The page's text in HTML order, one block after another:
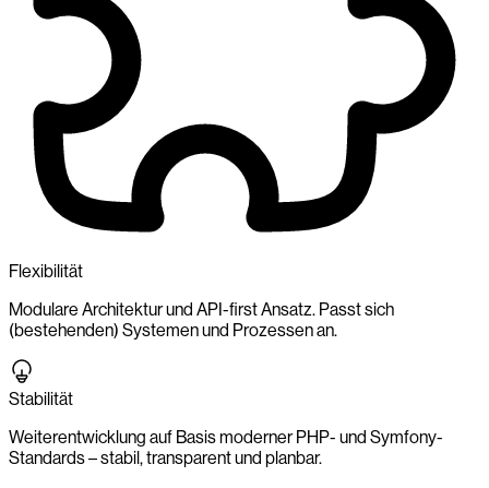
Flexibilität
Modulare Architektur und API-first Ansatz. Passt sich
(bestehenden) Systemen und Prozessen an.
Stabilität
Weiterentwicklung auf Basis moderner PHP- und Symfony-
Standards – stabil, transparent und planbar.